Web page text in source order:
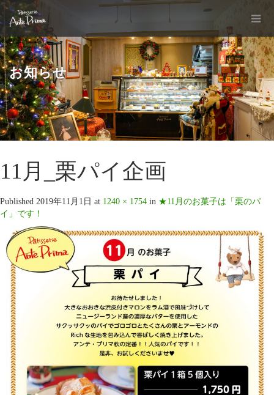
お知らせ
11月_栗パイ企画
Published 2019年11月1日 at 1240 × 1754 in ★11月のお菓子は「栗のパ
イ」です！